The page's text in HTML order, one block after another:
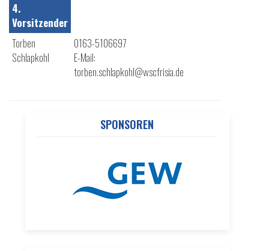
SPONSOREN
4.
Vorsitzender
Torben
Schlapkohl
0163-5106697
E-Mail:
torben.schlapkohl@wscfrisia.de